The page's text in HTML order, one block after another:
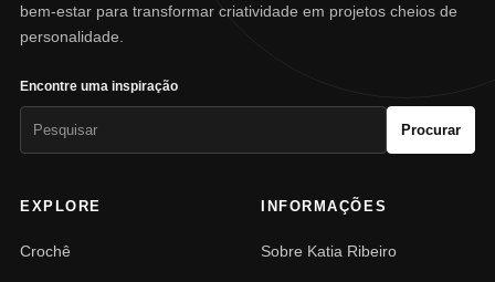
bem-estar para transformar criatividade em projetos cheios de
personalidade.
Encontre uma inspiração
Procurar
EXPLORE
Crochê
INFORMAÇÕES
Sobre Katia Ribeiro